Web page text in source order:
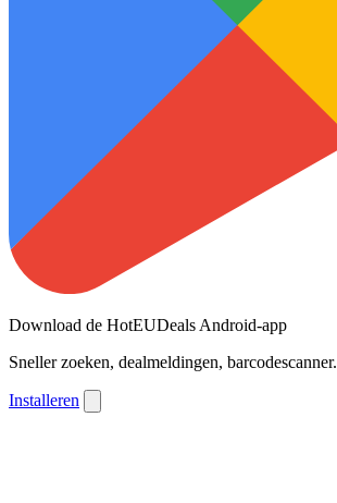
Download de HotEUDeals Android-app
Sneller zoeken, dealmeldingen, barcodescanner.
Installeren